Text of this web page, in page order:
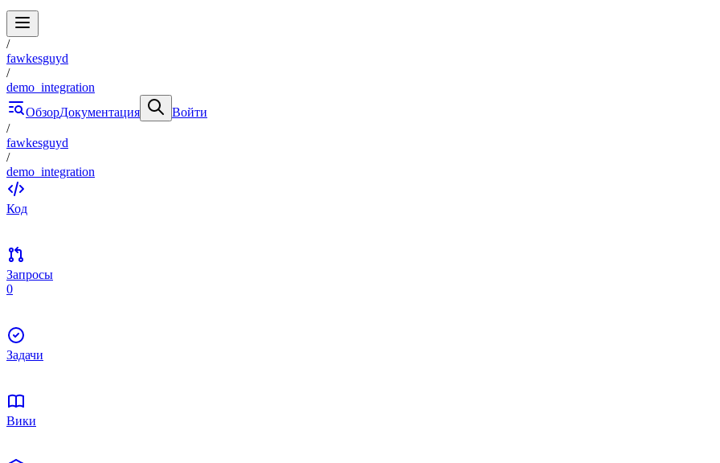
/
fawkesguyd
/
demo_integration
ОбзорДокументация
Войти
/
fawkesguyd
/
demo_integration
Код
Запросы
0
Задачи
Вики